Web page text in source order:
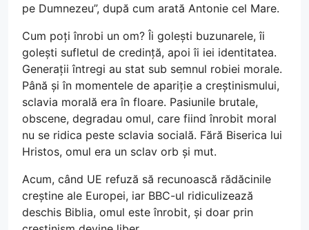
pe Dumnezeu”, după cum arată Antonie cel Mare.
Cum poți înrobi un om? Îi golești buzunarele, îi
golești sufletul de credință, apoi îi iei identitatea.
Generații întregi au stat sub semnul robiei morale.
Până și în momentele de apariție a creștinismului,
sclavia morală era în floare. Pasiunile brutale,
obscene, degradau omul, care fiind înrobit moral
nu se ridica peste sclavia socială. Fără Biserica lui
Hristos, omul era un sclav orb și mut.
Acum, când UE refuză să recunoască rădăcinile
creștine ale Europei, iar BBC-ul ridiculizează
deschis Biblia, omul este înrobit, și doar prin